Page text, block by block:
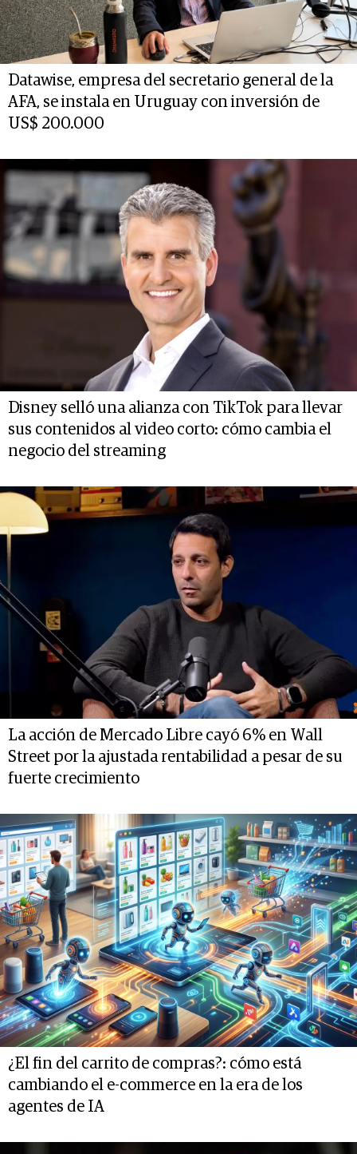
Datawise, empresa del secretario general de la
AFA, se instala en Uruguay con inversión de
US$ 200.000
Disney selló una alianza con TikTok para llevar
sus contenidos al video corto: cómo cambia el
negocio del streaming
La acción de Mercado Libre cayó 6% en Wall
Street por la ajustada rentabilidad a pesar de su
fuerte crecimiento
¿El fin del carrito de compras?: cómo está
cambiando el e-commerce en la era de los
agentes de IA